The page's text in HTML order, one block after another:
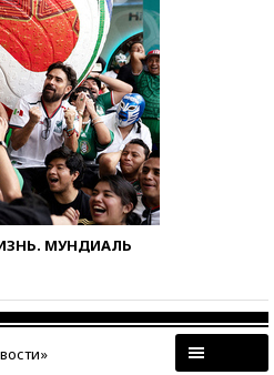
МУНДИАЛЬ